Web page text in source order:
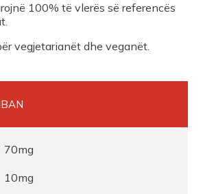
100% të vlerës së referencës
vegjetarianët dhe veganët.
70mg